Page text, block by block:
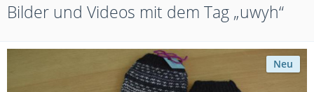
Bilder und Videos mit dem Tag „uwyh“
Neu